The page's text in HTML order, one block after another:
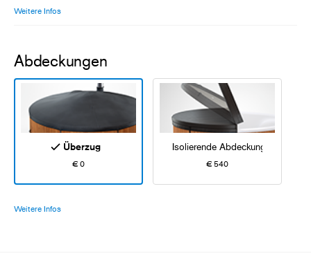
Weitere Infos
Abdeckungen
Überzug
€ 0
Isolierende Abdeckung
€ 540
Weitere Infos